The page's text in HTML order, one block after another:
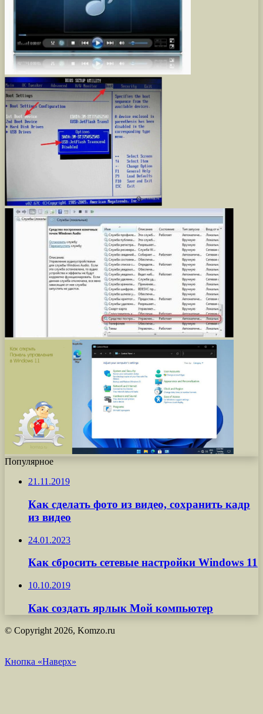
Популярное
21.11.2019
Как сделать фото из видео, сохранить кадр
из видео
24.01.2023
Как сбросить сетевые настройки Windows 11
10.10.2019
Как создать ярлык Мой компьютер
© Copyright 2026, Komzo.ru
Кнопка «Наверх»